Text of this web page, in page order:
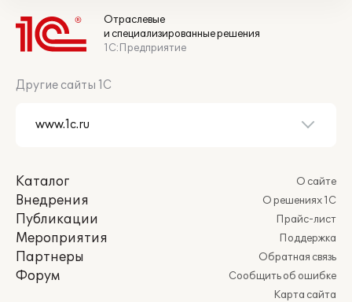
Отраслевые
и специализированные решения
1С:Предприятие
Другие сайты 1С
Каталог
Внедрения
Публикации
Мероприятия
Партнеры
Форум
О сайте
О решениях 1С
Прайс-лист
Поддержка
Обратная связь
Сообщить об ошибке
Карта сайта